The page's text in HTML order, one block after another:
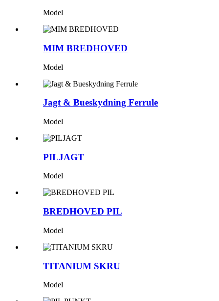
Model
MIM BREDHOVED
Model
Jagt & Bueskydning Ferrule
Model
PILJAGT
Model
BREDHOVED PIL
Model
TITANIUM SKRU
Model